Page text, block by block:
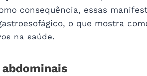
consequência, essas
o que mostra
na saúde.